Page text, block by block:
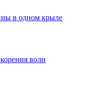
в одном крыле
волн